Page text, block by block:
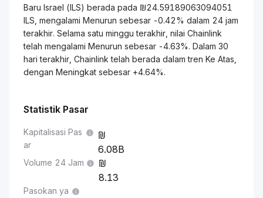
Baru Israel (ILS) berada pada ₪24.59189063094051
ILS, mengalami Menurun sebesar -0.42% dalam 24 jam
terakhir. Selama satu minggu terakhir, nilai Chainlink
telah mengalami Menurun sebesar -4.63%. Dalam 30
hari terakhir, Chainlink telah berada dalam tren Ke Atas,
dengan Meningkat sebesar +4.64%.
Statistik Pasar
Kapitalisasi Pas
ar
6.08B
Volume 24 Jam
8.13
Pasokan ya